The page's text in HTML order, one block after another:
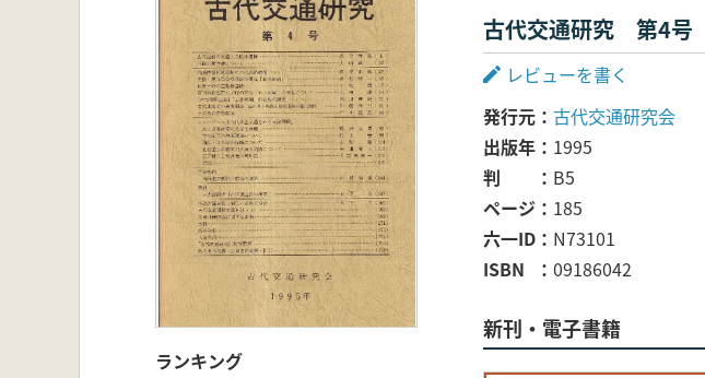
ランキング
古代交通研究 第4号
レビューを書く
発行元
古代交通研究会
出版年
1995
判
B5
ページ
185
六一ID
N73101
ISBN
09186042
新刊・電子書籍